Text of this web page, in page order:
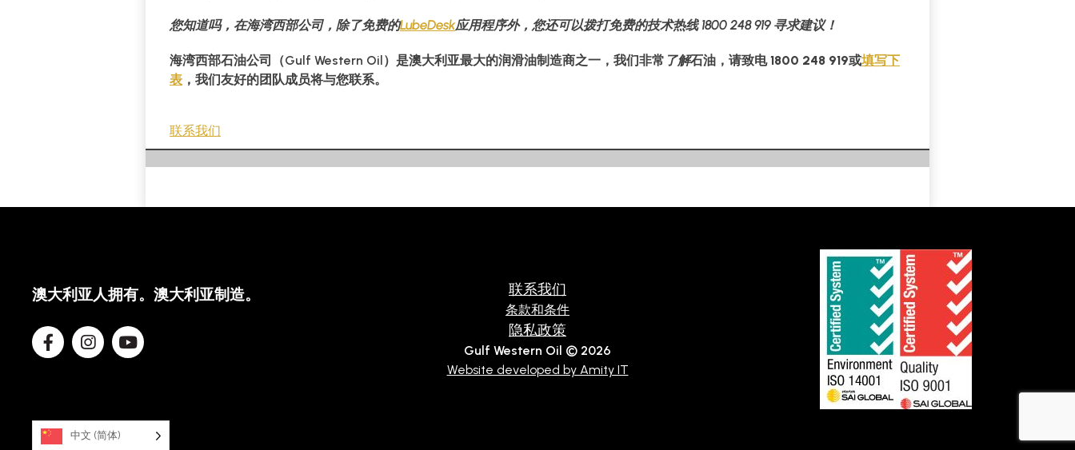
您知道吗，在海湾西部公司，除了免费的LubeDesk应用程序外，您还可以拨打免费的技术热线 1800 248 919 寻求建议！
海湾西部石油公司（Gulf Western Oil）是澳大利亚最大的润滑油制造商之一，我们非常 了解石油，请致电 1800 248 919或填写下
表 ，我们友好的团队成员将与您联系。
联系我们
澳大利亚人拥有。澳大利亚制造。 联系我们
条款和条件
隐私政策
Gulf Western Oil © 2026
Website developed by Amity IT
中文 (简体)